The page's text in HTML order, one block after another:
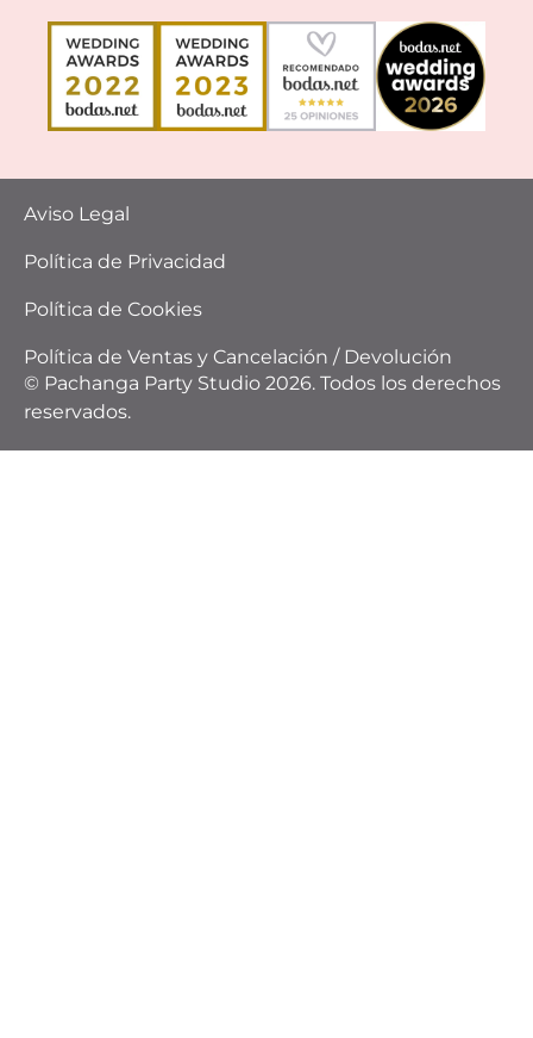
Aviso Legal
Política de Privacidad
Política de Cookies
Política de Ventas y Cancelación / Devolución
© Pachanga Party Studio 2026. Todos los derechos
reservados.